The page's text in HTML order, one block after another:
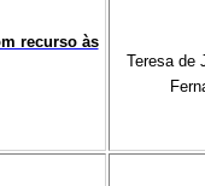
recurso às
Teresa de